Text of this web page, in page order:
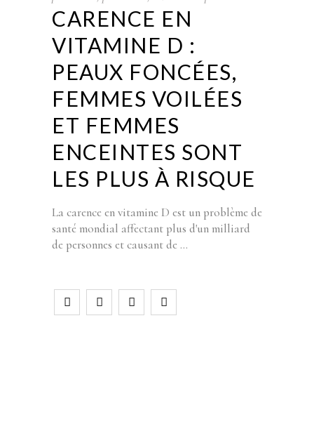
CARENCE EN
VITAMINE D :
PEAUX FONCÉES,
FEMMES VOILÉES
ET FEMMES
ENCEINTES SONT
LES PLUS À RISQUE
La carence en vitamine D est un problème de
santé mondial affectant plus d'un milliard
de personnes et causant de